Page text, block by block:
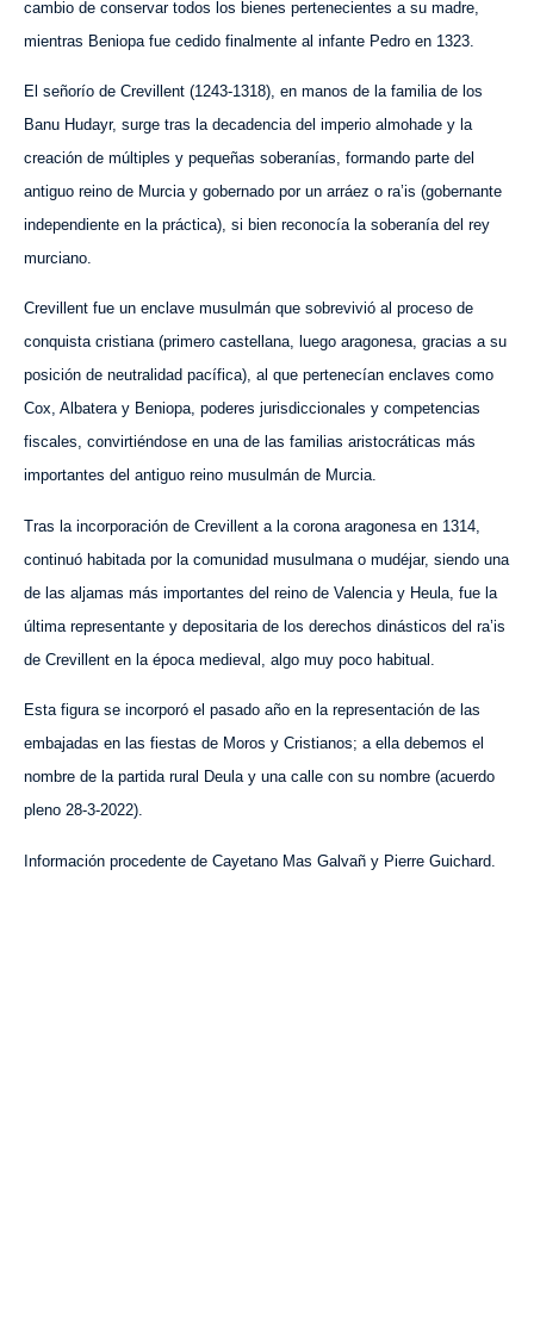
cambio de conservar todos los bienes pertenecientes a su madre,
mientras Beniopa fue cedido finalmente al infante Pedro en 1323.
El señorío de Crevillent (1243-1318), en manos de la familia de los
Banu Hudayr, surge tras la decadencia del imperio almohade y la
creación de múltiples y pequeñas soberanías, formando parte del
antiguo reino de Murcia y gobernado por un arráez o ra’is (gobernante
independiente en la práctica), si bien reconocía la soberanía del rey
murciano.
Crevillent fue un enclave musulmán que sobrevivió al proceso de
conquista cristiana (primero castellana, luego aragonesa, gracias a su
posición de neutralidad pacífica), al que pertenecían enclaves como
Cox, Albatera y Beniopa, poderes jurisdiccionales y competencias
fiscales, convirtiéndose en una de las familias aristocráticas más
importantes del antiguo reino musulmán de Murcia.
Tras la incorporación de Crevillent a la corona aragonesa en 1314,
continuó habitada por la comunidad musulmana o mudéjar, siendo una
de las aljamas más importantes del reino de Valencia y Heula, fue la
última representante y depositaria de los derechos dinásticos del ra’is
de Crevillent en la época medieval, algo muy poco habitual.
Esta figura se incorporó el pasado año en la representación de las
embajadas en las fiestas de Moros y Cristianos; a ella debemos el
nombre de la partida rural Deula y una calle con su nombre (acuerdo
pleno 28-3-2022).
Información procedente de Cayetano Mas Galvañ y Pierre Guichard.